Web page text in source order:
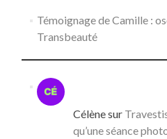
Témoignage de Camille :
Transbeauté
Célènesur
qu’une séance